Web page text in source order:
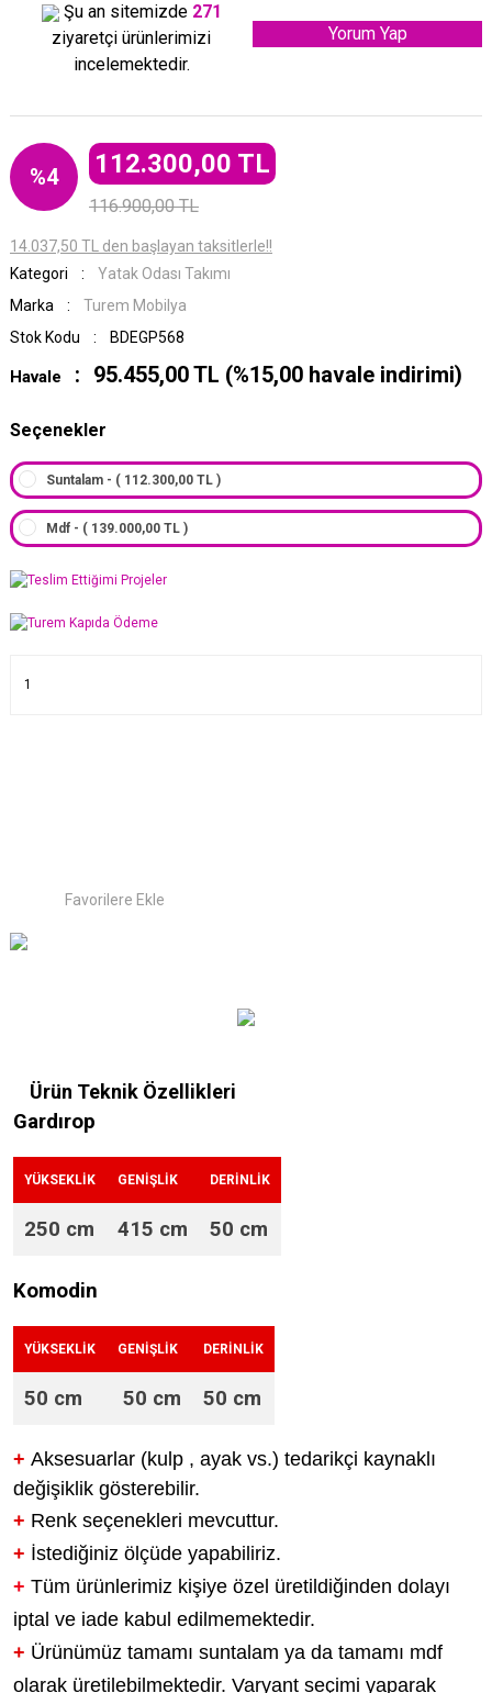
Şu an sitemizde 271
ziyaretçi ürünlerimizi
incelemektedir.
Yorum Yap
%4 112.300,00 TL
116.900,00 TL
14.037,50 TL den başlayan taksitlerle!!
Kategori
Yatak Odası Takımı
Marka
Turem Mobilya
Stok Kodu
BDEGP568
Havale 95.455,00 TL (%15,00 havale indirimi)
Seçenekler
Suntalam - ( 112.300,00 TL )
Mdf - ( 139.000,00 TL )
Ürün Teknik Özellikleri
Gardırop
YÜKSEKLİK GENİŞLİK DERİNLİK
250 cm 415 cm 50 cm
Komodin
YÜKSEKLİK GENİŞLİK DERİNLİK
50 cm 50 cm 50 cm
+ Aksesuarlar (kulp , ayak vs.) tedarikçi kaynaklı
değişiklik gösterebilir.
+ Renk seçenekleri mevcuttur.
+ İstediğiniz ölçüde yapabiliriz.
+ Tüm ürünlerimiz kişiye özel üretildiğinden dolayı
iptal ve iade kabul edilmemektedir.
+ Ürünümüz tamamı suntalam ya da tamamı mdf
olarak üretilebilmektedir. Varyant seçimi yaparak